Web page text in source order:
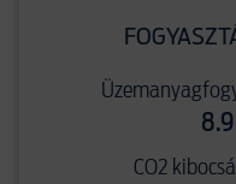
CO2